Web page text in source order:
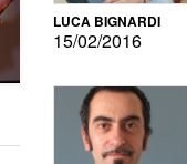
LUCA BIGNARDI
15/02/2016